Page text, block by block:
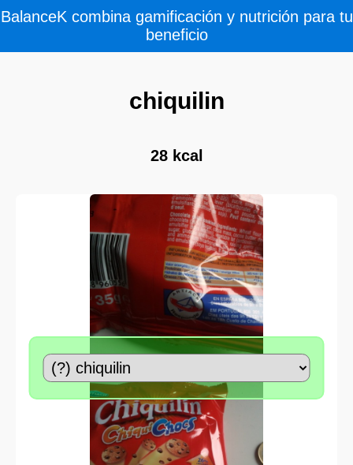
BalanceK combina gamificación y nutrición para tu
beneficio
chiquilin
28 kcal